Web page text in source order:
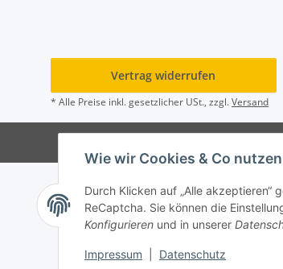
Wie wir Cookies & Co nutzen
Durch Klicken auf „Alle akzeptieren“
ReCaptcha. Sie können die
Konfigurieren und in unserer
Impressum Datenschutz
Vertrag widerrufen
* Alle Preise inkl. gesetzlicher USt., zzgl.Versand